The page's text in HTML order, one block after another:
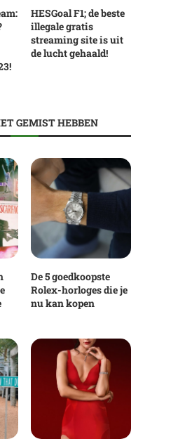
HESGoal F1; de beste
illegale gratis
streaming site is uit
de lucht gehaald!
GEMIST HEBBEN
De 5 goedkoopste
Rolex-horloges die je
nu kan kopen